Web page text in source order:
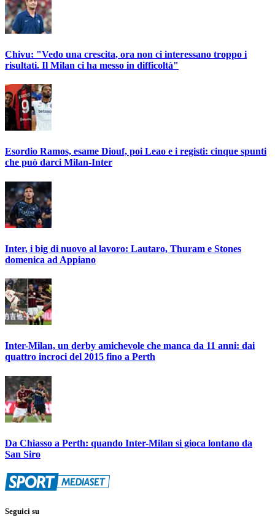
Chivu: "Vedo una crescita, ora non ci interessano troppo i
risultati. Il Milan ci ha messo in difficoltà"
Esordio Ramos, esame Diouf, poi Leao e i registi: cinque spunti
che può darci Milan-Inter
Inter, i big di nuovo al lavoro: Lautaro, Thuram e Stones
domenica ad Appiano
Inter-Milan, un derby amichevole che manca da 11 anni: dai
quattro incroci del 2015 fino a Perth
Da Chiasso a Perth: quando Inter-Milan si gioca lontano da
San Siro
Seguici su